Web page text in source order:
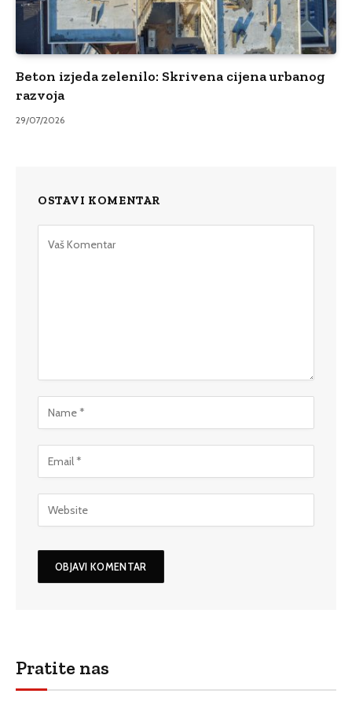
Beton izjeda zelenilo: Skrivena cijena urbanog
razvoja
29/07/2026
OSTAVI KOMENTAR
Pratite nas